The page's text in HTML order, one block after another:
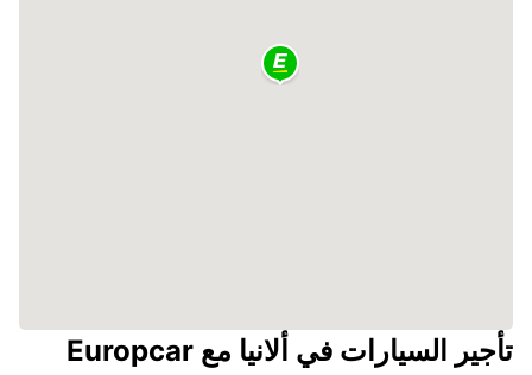
تأجير السيارات في ألانيا مع Europcar